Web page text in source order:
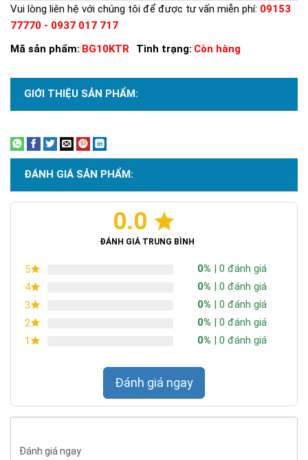
Vui lòng liên hệ với chúng tôi để được tư vấn miễn phí: 09153
77770 - 0937 017 717
Mã sản phẩm: BG10KTR Tình trạng: Còn hàng
GIỚI THIỆU SẢN PHẨM:Xem thêm
ĐÁNH GIÁ SẢN PHẨM:
0.0
ĐÁNH GIÁ TRUNG BÌNH
5 0% | 0 đánh giá
4
0% | 0 đánh giá
3
0% | 0 đánh giá
2
0% | 0 đánh giá
1
0% | 0 đánh giá
Đánh giá ngay
Đánh giá ngay